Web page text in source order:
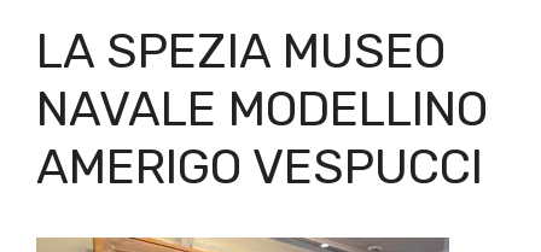
LA SPEZIA MUSEO
NAVALE MODELLINO
AMERIGO VESPUCCI